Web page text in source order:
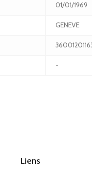
01/01/1969
GENEVE
-
Liens